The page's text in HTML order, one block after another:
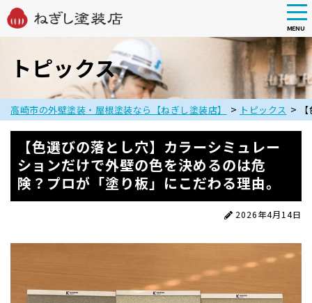
main
MENU
トピックス
高崎市の外壁塗装・屋根塗装なら【ねぎし塗装店】 > トピックス >
【色選びの落とし穴】カラーシミュレー
ションだけで外壁の色を決めるのは危
険？プロが「塗り板」にこだわる理由。
2026年4月14日